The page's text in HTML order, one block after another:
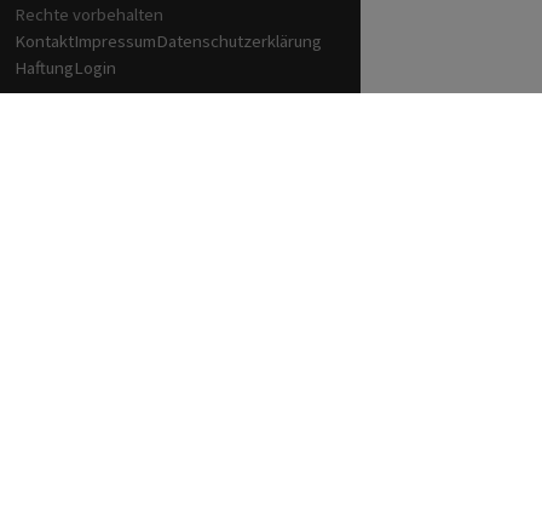
Rechte vorbehalten
KontaktImpressumDatenschutzerklärung
HaftungLogin